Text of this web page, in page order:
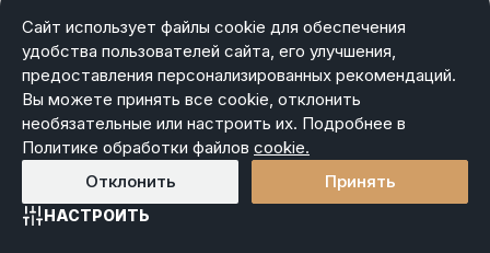
Сайт использует файлы cookie для обеспечения
удобства пользователей сайта, его улучшения,
предоставления персонализированных рекомендаций.
Вы можете принять все cookie, отклонить
необязательные или настроить их. Подробнее в
Политике обработки файлов cookie.
НАСТРОИТЬ
Отклонить Принять
Выбор настроек Cookie
Карта сайта
Политика в отношении обработки персональных данных
Пользовательское соглашение